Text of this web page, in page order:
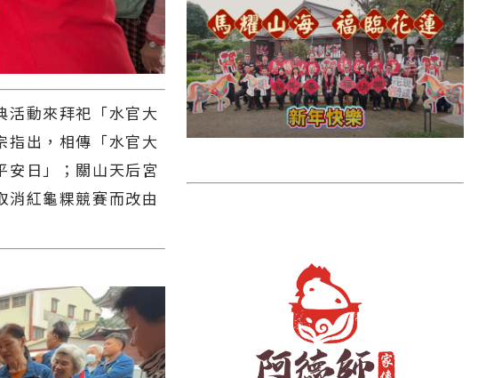
香港
台東市
雲林縣
長濱鄉
台東市
彰化縣
活動來拜祀「水官大
指出，相傳「水官大
安日」；關山天后宮
消紅龜粿競賽而改由